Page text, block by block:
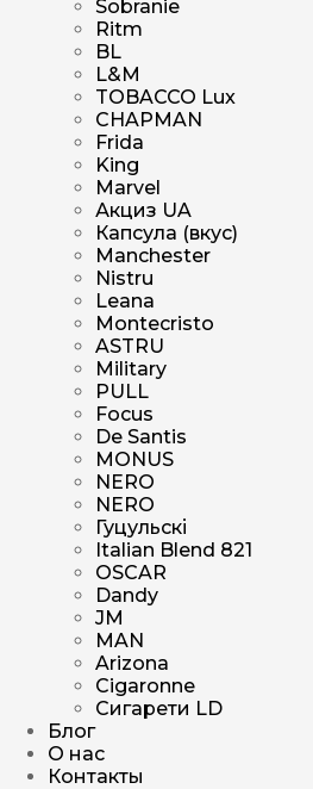
Sobranie
Ritm
BL
L&M
TOBACCO Lux
CHAPMAN
Frida
King
Marvel
Акциз UA
Капсула (вкус)
Manchester
Nistru
Leana
Montecristo
ASTRU
Military
PULL
Focus
De Santis
MONUS
NERO
NERO
Гуцульскі
Italian Blend 821
OSCAR
Dandy
JM
MAN
Arizona
Cigaronne
Сигарети LD
Блог
О нас
Контакты